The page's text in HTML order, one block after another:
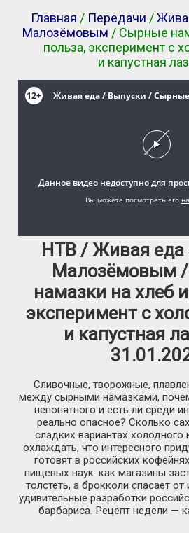
Главная / Передачи /
Малозёмовым / Сырные
польза, эксперимент с
и капустная
НТВ / Живая еда
Малозёмовым
намазки на хлеб
эксперимент с
и капустная
Сливочные, творожные,
между сырными намазками,
непонятного и есть ли среди
реально опасное? Сколько
сладких вариантах
охлаждать, что интересного
готовят в российских
пищевых наук: как магазины
толстеть, а брокколи спасает
удивительные разработки
барбариса. Рецепт недели —